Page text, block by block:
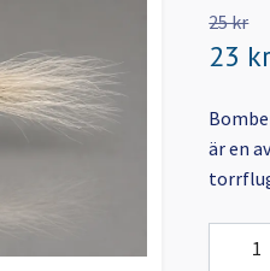
25 kr
23 kr
är en